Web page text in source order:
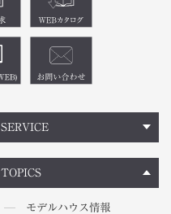
TOPICS
モデルハウス情報
SERVICE